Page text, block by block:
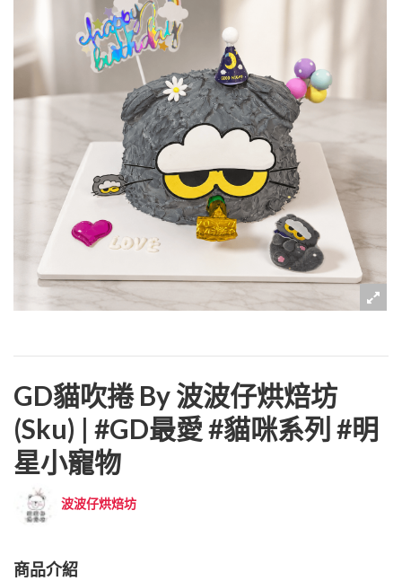
記住我
加入甜點廚師接單平台
GD貓吹捲 By 波波仔烘焙坊
(sku) | #GD最愛 #貓咪系列 #明
星小寵物
波波仔烘焙坊
商品介紹